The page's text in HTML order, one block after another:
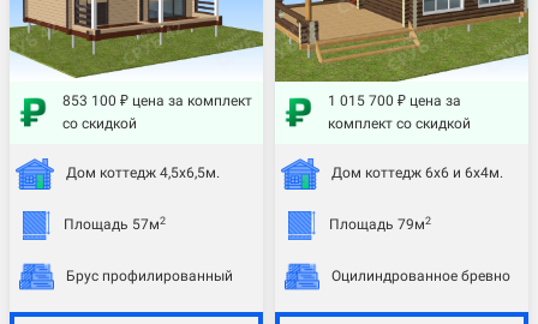
853 100 ₽ цена за комплект
со скидкой
Дом коттедж 4,5х6,5м.
Площадь 57м2
Брус профилированный
1 015 700 ₽ цена за
комплект со скидкой
Дом коттедж 6х6 и 6х4м.
Площадь 79м2
Оцилиндрованное бревно